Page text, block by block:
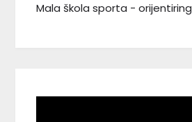
Mala škola sporta - orijentiring